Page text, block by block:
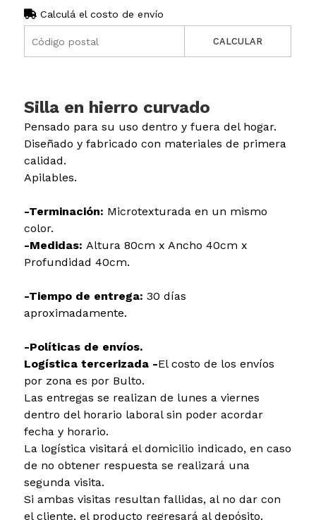
Calculá el costo de envío
CALCULAR
Silla en hierro curvado
Pensado para su uso dentro y fuera del hogar.
Diseñado y fabricado con materiales de primera
calidad.
Apilables.
-Terminación: Microtexturada en un mismo
color.
-Medidas: Altura 80cm x Ancho 40cm x
Profundidad 40cm.
-Tiempo de entrega: 30 días
aproximadamente.
-Políticas de envíos.
Logística tercerizada -El costo de los envíos
por zona es por Bulto.
Las entregas se realizan de lunes a viernes
dentro del horario laboral sin poder acordar
fecha y horario.
La logística visitará el domicilio indicado, en caso
de no obtener respuesta se realizará una
segunda visita.
Si ambas visitas resultan fallidas, al no dar con
el cliente, el producto regresará al depósito.